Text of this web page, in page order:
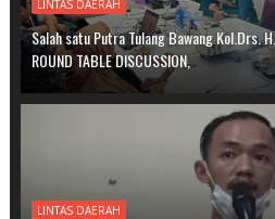
LINTAS DAERAH
Salah satu Putra Tulang Bawang Kol.Drs.
ROUND TABLE DISCUSSION,
LINTAS DAERAH